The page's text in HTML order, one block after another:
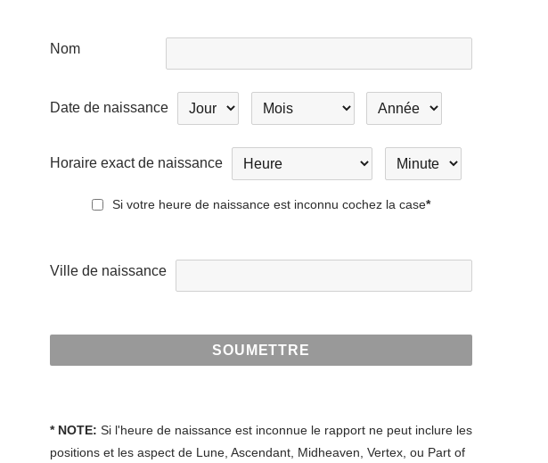
Nom
Date de naissance
Jours
de
naissance
Moi
de
naissance
Annee
de
naissance
Horaire exact de naissance
Heure
de
naissance
Minutes
de
naissance
Unknown
Si votre heure de naissance est inconnu cochez la case*
Ville de naissance
* NOTE: Si l'heure de naissance est inconnue le rapport ne peut inclure les
positions et les aspect de Lune, Ascendant, Midheaven, Vertex, ou Part of